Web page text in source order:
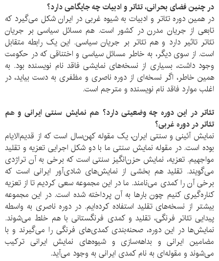
در چنین فضای بحرانی، تئاتر و ادبیات چه جایگاهی دارد؟
در همین دوره تئاتر و ادبیات به شیوه غربی در ایران شکل می‌گیرد که
تابعی از جریان مدرن در کشور است. هم مسائل سیاسی بر جریان
تئاتر تاثیر دارد و هم تئاتر بر جریان سیاسی. این یک رابطه متقابل
است. از سوی دیگر، به خاطر مسائل سیاسی و اختناقی که در حکومت
وجود داشت، بسیاری از نسخه‌های نمایشی فاقد نام نویسنده بود. به
همین خاطر، اگر نسخه‌ای از دوره ناصری و مظفری به دست بیاید، در
اغلب موارد فاقد نام نویسنده و مترجم است.
تئاتر در این دوره چه وضعیتی دارد؟ هم نمایش سنتی ایرانی و هم
تئاتر در دوره غربی؟
نمایش آئینی و سنتی ایران، یک مقوله کهن‌سال است که از قدیم‌الایام
بوده است. در مقوله نمایش سنتی ما با دو شکل اجرایی تعزیه و تقلید
مواجهیم. تعزیه، نمایش‌ حزن‌انگیز سنتی است که برخی به آن تراژدی
می‌گویند. تقلید هم بخشی از نمایش‌های شادی‌آور ایرانی‌ است که
برخی آن را کمدی می‌نامند. ما در این مجموعه سعی کردیم تا از تعزیه
کناره‌گیری کنیم چون بارها به آن پرداخته شده است. در این مجموعه
بیشتر از نسخه‌های تقلید استفاده کرده‌ایم. در دوره ناصری به واسطه
پیدایی تئاتر فرنگی، تقلید و کمدی فرنگستانی با هم خلط می‌شوند.
نمایش‌ها در این دوره، صحنه‌بندی کمدی‌های فرنگی را می‌گیرند و با
مضامین ایرانی و بداهه‌سازی و شیوه‌های نمایش ایرانی ترکیب
می‌شوند و مقوله‌ای به نام کمدی ایرانی به وجود می‌آید.